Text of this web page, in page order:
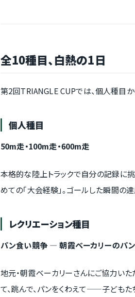
全10種目、白熱の1日
第2回TRIANGLE CUPでは、個人種目
個人種目
50m走・100m走・600m走
本格的な陸上トラックで自分の記録に
めての「大会経験」。ゴールした瞬間の
レクリエーション種目
パン食い競争 — 朝霞ベーカリーのパ
地元・朝霞ベーカリーさんにご協力い
て、跳んで、パンをくわえて——子ども